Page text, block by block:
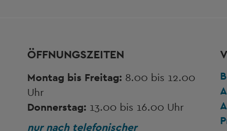
ÖFFNUNGSZEITEN
Montag bis Freitag: 8.00 bis 12.00
Uhr
Donnerstag: 13.00 bis 16.00 Uhr
nur nach telefonischer